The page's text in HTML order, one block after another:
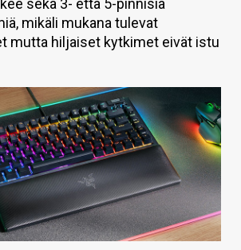
sekä 3- että 5-pinnisiä
mikäli mukana tulevat
mutta hiljaiset kytkimet eivät istu